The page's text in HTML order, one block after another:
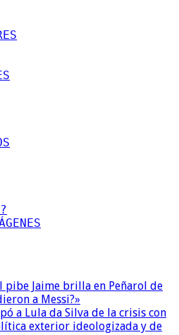
pibe Jaime brilla en Peñarol de
a Messi?»
a Lula da Silva de la crisis con
exterior ideologizada y de